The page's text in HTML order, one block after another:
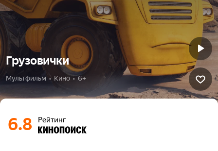
Грузовички
Мультфильм  •  Кино  •  6+
6.8 Рейтинг